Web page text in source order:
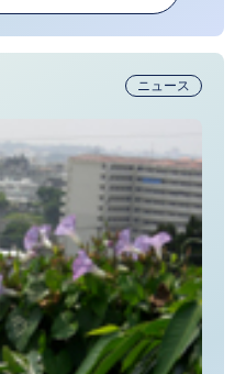
ニュース